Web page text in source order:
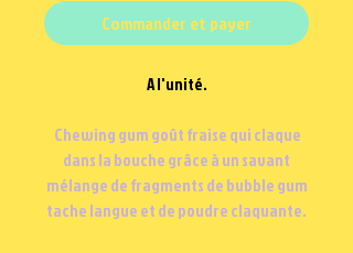
Commander et payer
A l'unité.
Chewing gum goût fraise qui claque
dans la bouche grâce à un savant
mélange de fragments de bubble gum
tache langue et de poudre claquante.